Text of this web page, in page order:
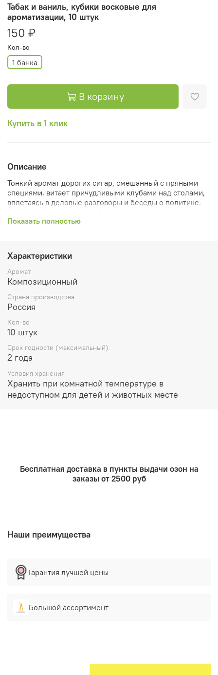
Табак и ваниль, кубики восковые для
ароматизации, 10 штук
150 ₽
Кол-во
1 банка
В корзину
Купить в 1 клик
Описание
Тонкий аромат дорогих сигар, смешанный с пряными
специями, витает причудливыми клубами над столами,
вплетаясь в деловые разговоры и беседы о политике.
сладостью ванили засушенных фруктов.
Вес 60 гр
Поместите 1 кубик в аромалампу и зажгите под ней
чайную свечу
Воск для аромалампы наполнит ваш дом приятным
ароматом. Вы можете в любой момент заменить воск
другим, выбрав аромат, соответствующий вашему
настроению..
Никогда не оставляйте расплавленный воск в
аромалампе без присмотра или вблизи
доступном для детей и животных месте.
Показать полностью
Характеристики
Аромат
Композиционный
Страна производства
Россия
Кол-во
10 штук
Срок годности (максимальный)
2 года
Условия хранения
Хранить при комнатной температуре в
недоступном для детей и животных месте
Бесплатная доставка в пункты выдачи озон на
заказы от 2500 руб
Наши преимущества
Гарантия лучшей цены
Большой ассортимент